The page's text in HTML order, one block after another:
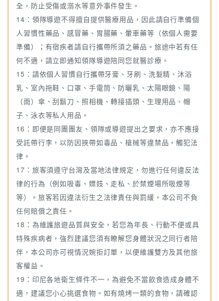
全，防止受傷或溺水等意外事件發生。
14：領隊導遊不得擅自提供醫療用品，因此請自行準備個
人習慣性藥品、感冒藥、胃腸藥、暈車藥等（依個人需要
準備）；有宿疾者請自行攜帶所須之藥品。旅途中若有任
何不適，請立即通知領隊導遊陪同您就醫診療。
15：請依個人習慣自行攜帶牙膏、牙刷、洗髮精、沐浴
乳、室內拖鞋、口罩、手電筒、防曬乳、太陽眼鏡、陽
（雨）傘、刮鬍刀、照相機、轉接插頭、生理用品、帽
子、泳衣等私人用品。
16：即便是同團團友、領隊或導遊提出之要求，亦不應接
受託帶行李，以防因挾帶如毒品、槍械等違禁品，觸犯法
律。
17：旅客須遵守台灣及當地法律規定，勿進行任何違反法
律的行為（例如吸毒、嫖妓、走私、於禁煙場所吸煙等
等）。旅客若因違法衍生之法律責任與罰緩，本公司不負
任何賠償之責任。
18：為維護旅遊品質與安全，若您為年長、行動不便或具
特殊疾病者，強烈建議您須有瞭解您身體狀況之同行者陪
伴，本公司亦可視情況婉拒訂單，以便維護雙方及其他旅
客權益。
19：印尼各地衛生條件不一，為避免不當飲食造成身體不
適，建議您小心挑選食物。如有燒烤一類的食物，請確認